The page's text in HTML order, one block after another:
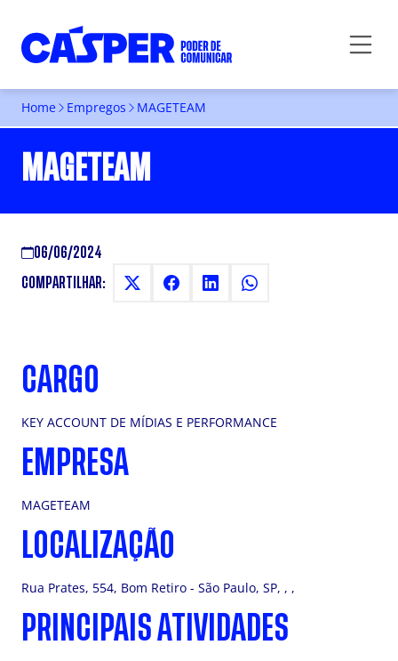
Home Empregos MAGETEAM
MAGETEAM
06/06/2024
COMPARTILHAR:
CARGO
KEY ACCOUNT DE MÍDIAS E PERFORMANCE
EMPRESA
MAGETEAM
LOCALIZAÇÃO
Rua Prates, 554, Bom Retiro - São Paulo, SP, , ,
PRINCIPAIS ATIVIDADES